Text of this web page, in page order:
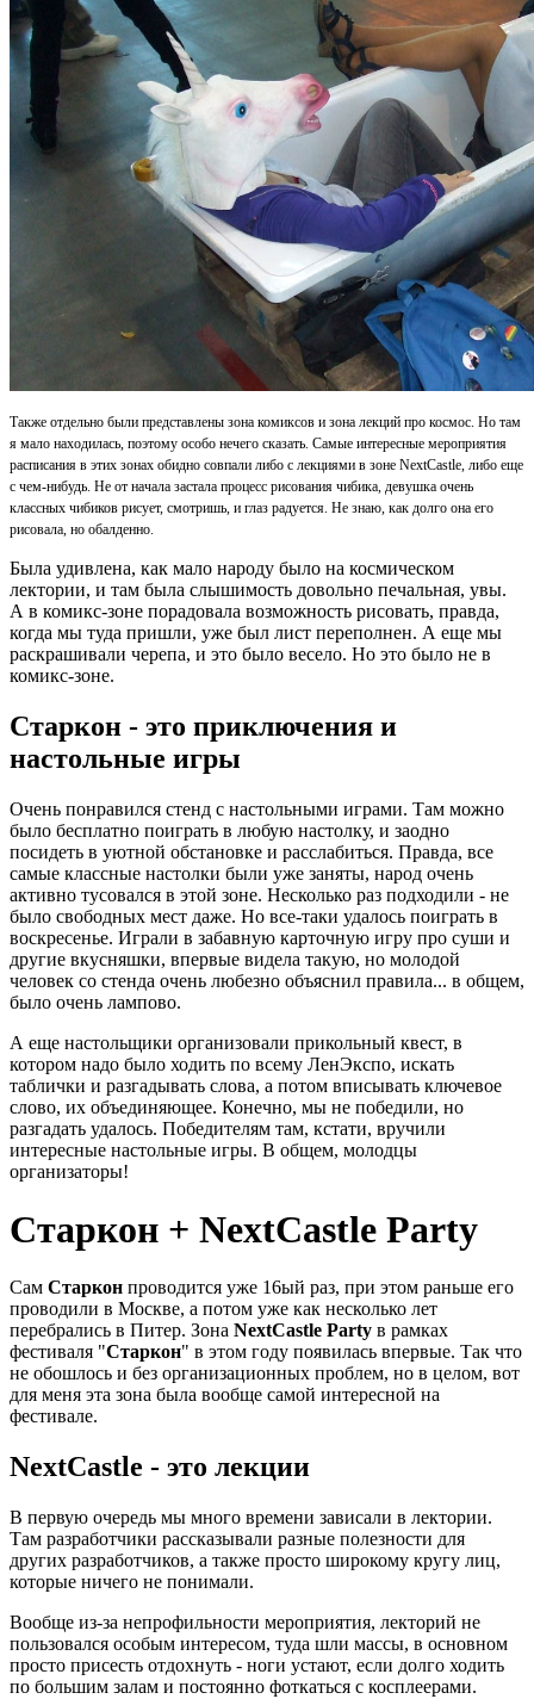
Также отдельно были представлены зона комиксов и зона лекций про космос. Но там
я мало находилась, поэтому особо нечего сказать. Самые интересные мероприятия
расписания в этих зонах обидно совпали либо с лекциями в зоне NextCastle, либо еще
с чем-нибудь. Не от начала застала процесс рисования чибика, девушка очень
классных чибиков рисует, смотришь, и глаз радуется. Не знаю, как долго она его
рисовала, но обалденно.
Была удивлена, как мало народу было на космическом
лектории, и там была слышимость довольно печальная, увы.
А в комикс-зоне порадовала возможность рисовать, правда,
когда мы туда пришли, уже был лист переполнен. А еще мы
раскрашивали черепа, и это было весело. Но это было не в
комикс-зоне.
Старкон - это приключения и
настольные игры
Очень понравился стенд с настольными играми. Там можно
было бесплатно поиграть в любую настолку, и заодно
посидеть в уютной обстановке и расслабиться. Правда, все
самые классные настолки были уже заняты, народ очень
активно тусовался в этой зоне. Несколько раз подходили - не
было свободных мест даже. Но все-таки удалось поиграть в
воскресенье. Играли в забавную карточную игру про суши и
другие вкусняшки, впервые видела такую, но молодой
человек со стенда очень любезно объяснил правила... в общем,
было очень лампово.
А еще настольщики организовали прикольный квест, в
котором надо было ходить по всему ЛенЭкспо, искать
таблички и разгадывать слова, а потом вписывать ключевое
слово, их объединяющее. Конечно, мы не победили, но
разгадать удалось. Победителям там, кстати, вручили
интересные настольные игры. В общем, молодцы
организаторы!
Старкон + NextCastle Party
Сам Старкон проводится уже 16ый раз, при этом раньше его
проводили в Москве, а потом уже как несколько лет
перебрались в Питер. Зона NextCastle Party в рамках
фестиваля "Старкон" в этом году появилась впервые. Так что
не обошлось и без организационных проблем, но в целом, вот
для меня эта зона была вообще самой интересной на
фестивале.
NextCastle - это лекции
В первую очередь мы много времени зависали в лектории.
Там разработчики рассказывали разные полезности для
других разработчиков, а также просто широкому кругу лиц,
которые ничего не понимали.
Вообще из-за непрофильности мероприятия, лекторий не
пользовался особым интересом, туда шли массы, в основном
просто присесть отдохнуть - ноги устают, если долго ходить
по большим залам и постоянно фоткаться с косплеерами.